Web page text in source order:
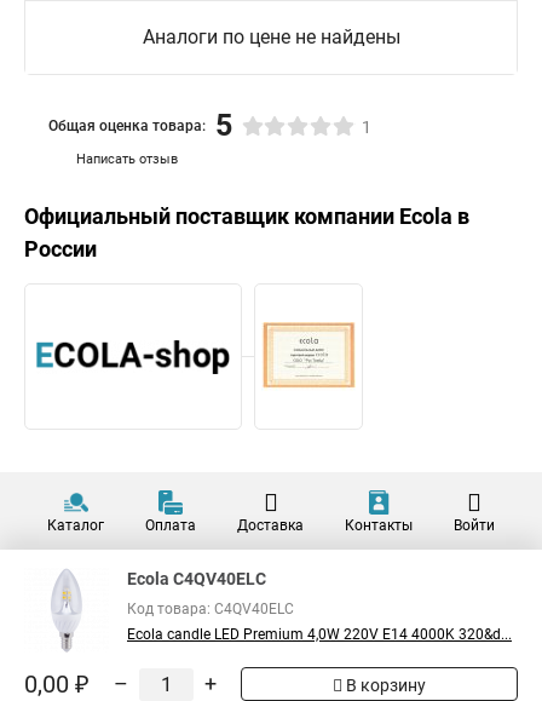
Аналоги по цене не найдены
Написать отзыв
Общая оценка товара: 5 1
Официальный поставщик компании Ecola в
России
Каталог Оплата Доставка Контакты Войти
Ecola C4QV40ELC
Код товара: C4QV40ELC
Ecola candle LED Premium 4,0W 220V E14 4000K 320&d...
0,00 ₽ – + В корзину